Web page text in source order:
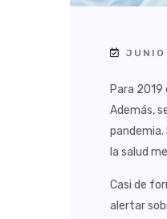
Para
Además,
pandemia.
la salud
Casi de
alertar